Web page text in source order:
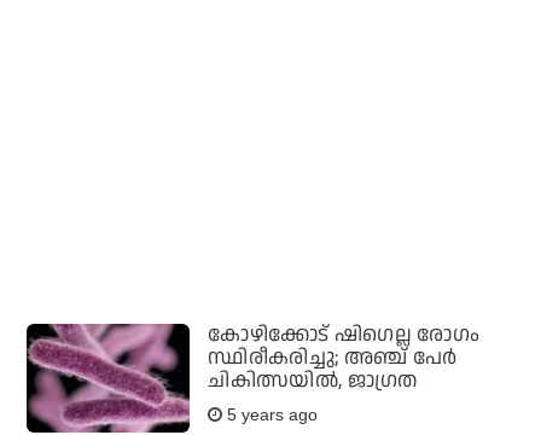
കോഴിക്കോട് ഷിഗെല്ല രോഗം
സ്ഥിരീകരിച്ചു; അഞ്ച് പേര്‍
ചികിത്സയില്‍, ജാഗ്രത
5 years ago